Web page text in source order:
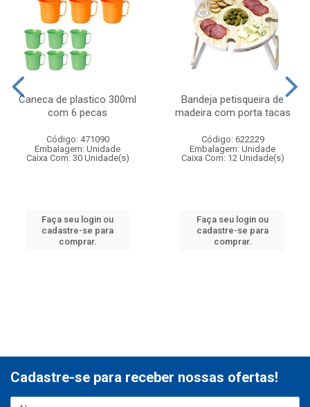
Caneca de plastico 300ml
com 6 pecas
Código: 471090
Embalagem: Unidade
Caixa Com: 30 Unidade(s)
Faça seu login ou
cadastre-se para
comprar.
Bandeja petisqueira de
madeira com porta tacas
Código: 622229
Embalagem: Unidade
Caixa Com: 12 Unidade(s)
Faça seu login ou
cadastre-se para
comprar.
Cadastre-se para receber nossas ofertas!